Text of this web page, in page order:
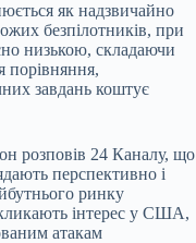
як надзвичайно
безпілотників, при
низькою, складаючи
порівняння,
завдань коштує
розповів 24 Каналу, що
перспективно і
ринку
інтерес у США,
атакам